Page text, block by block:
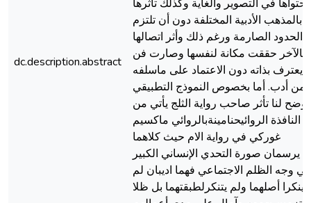
dc.description.abstract
في التصوير والغاية وكذلك تأثرها
بالمذهب الأدبية المختلفة دون أن تلتزم
الحدود الصارمة ورغم ذلك وأثر اتصالها
بالآخر حققت مكانة لنفسها وصارت فن
يعترف بذاته دون الاعتماد على ماسلفه
من أدب. أما بخصوص النموذج التطبيقي
يوضح لنا تأثر صاحب رواية الثلج يأتي من
النافذة الروائيحنامينةبالروائي ماكسيم
غوركي في رواية الام حيث كلاهما
يرسمان صورة التحدي الإنساني الكبير
في وجه الظلم الاجتماعي فهما اديبان لم
ينكرا أصلهما ولم يتنكرلطبقتهما بل ظلا